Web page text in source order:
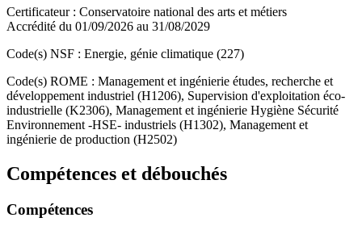
Certificateur : Conservatoire national des arts et métiers
Accrédité du 01/09/2026 au 31/08/2029
Code(s) NSF : Energie, génie climatique (227)
Code(s) ROME : Management et ingénierie études, recherche et
développement industriel (H1206), Supervision d'exploitation éco-
industrielle (K2306), Management et ingénierie Hygiène Sécurité
Environnement -HSE- industriels (H1302), Management et
ingénierie de production (H2502)
Compétences et débouchés
Compétences